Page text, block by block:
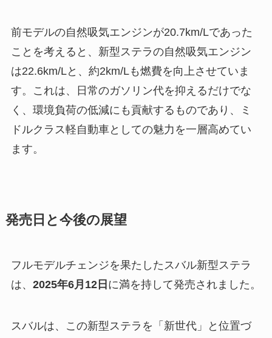
前モデルの自然吸気エンジンが20.7km/Lであった
ことを考えると、新型ステラの自然吸気エンジン
は22.6km/Lと、約2km/Lも燃費を向上させていま
す。これは、日常のガソリン代を抑えるだけでな
く、環境負荷の低減にも貢献するものであり、ミ
ドルクラス軽自動車としての魅力を一層高めてい
ます。
発売日と今後の展望
フルモデルチェンジを果たしたスバル新型ステラ
は、 2025年6月12日 に満を持して発売されました。
スバルは、この新型ステラを「新世代」と位置づ